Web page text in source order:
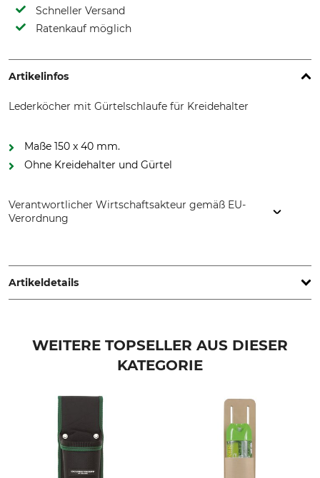
Schneller Versand
Ratenkauf möglich
Artikelinfos
Lederköcher mit Gürtelschlaufe für Kreidehalter
Maße 150 x 40 mm.
Ohne Kreidehalter und Gürtel
Verantwortlicher Wirtschaftsakteur gemäß EU-
Verordnung
15, 36199 Rotenburg, Germany, www.schaub-lederwaren.de
Artikeldetails
WEITERE TOPSELLER AUS DIESER
KATEGORIE